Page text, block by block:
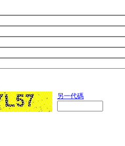
另一代碼